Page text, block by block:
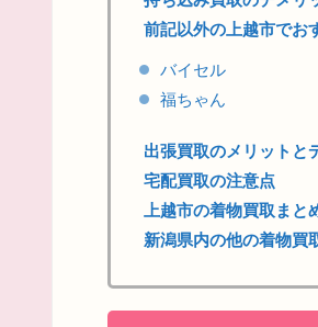
前記以外の上越市でお
バイセル
福ちゃん
出張買取のメリットと
宅配買取の注意点
上越市の着物買取まと
新潟県内の他の着物買